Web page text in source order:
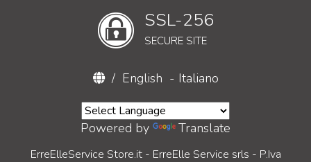
SSL-256
SECURE SITE
/ English - Italiano
Powered by Translate
ErreElleService Store.it - ErreElle Service srls - P.Iva